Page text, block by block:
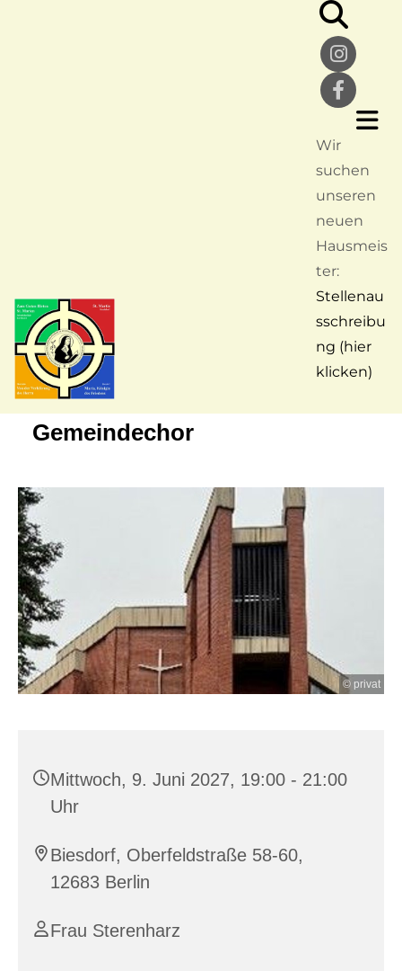
Wir
suchen
unseren
neuen
Hausmeis
ter:
Stellenau
sschreibu
ng (hier
klicken)
Gemeindechor
© privat
Mittwoch, 9. Juni 2027, 19:00 - 21:00
Uhr
Biesdorf, Oberfeldstraße 58-60,
12683 Berlin
Frau Sterenharz